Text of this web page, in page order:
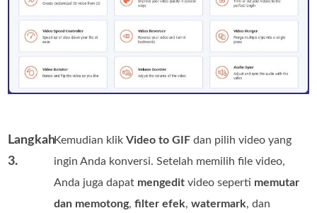
Langkah
3.
Kemudian klikVideo to GIF dan pilih video yang
ingin Anda konversi. Setelah memilih file video,
Anda juga dapat mengedit video seperti memutar
dan memotong,filter efek,watermark, dan